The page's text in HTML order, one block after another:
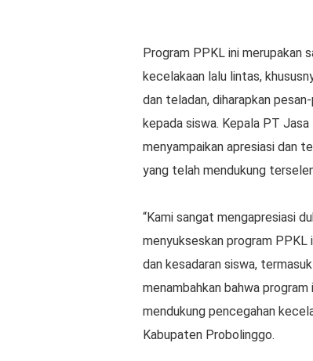
Program PPKL ini merupakan
kecelakaan lalu lintas,
dan teladan, diharapkan
kepada siswa. Kepala PT
menyampaikan apresiasi dan
yang telah mendukung
“Kami sangat mengapresiasi
menyukseskan program
dan kesadaran siswa,
menambahkan bahwa program
mendukung pencegahan
Kabupaten Probolinggo.